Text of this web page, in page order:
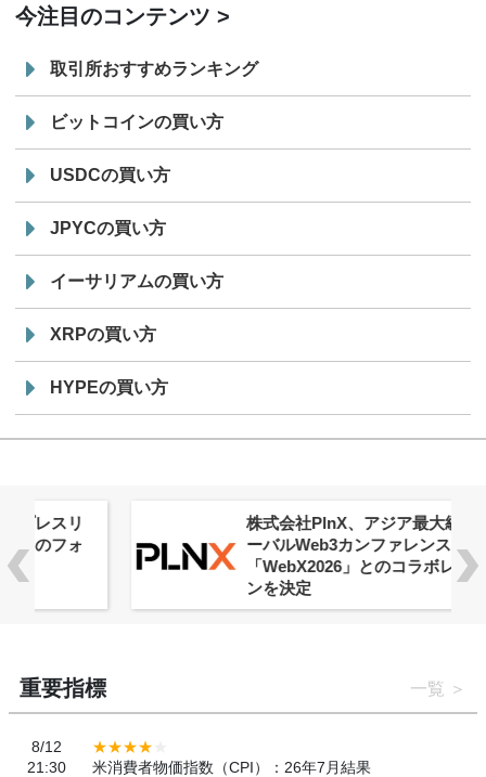
今注目のコンテンツ
取引所おすすめランキング
ビットコインの買い方
USDCの買い方
JPYCの買い方
イーサリアムの買い方
XRPの買い方
HYPEの買い方
株式会社PlnX、アジア最大級のグロ
ーバルWeb3カンファレンス
「WebX2026」とのコラボレーショ
重要指標 一覧
8/12
21:30
米消費者物価指数（CPI）：26年7月結果